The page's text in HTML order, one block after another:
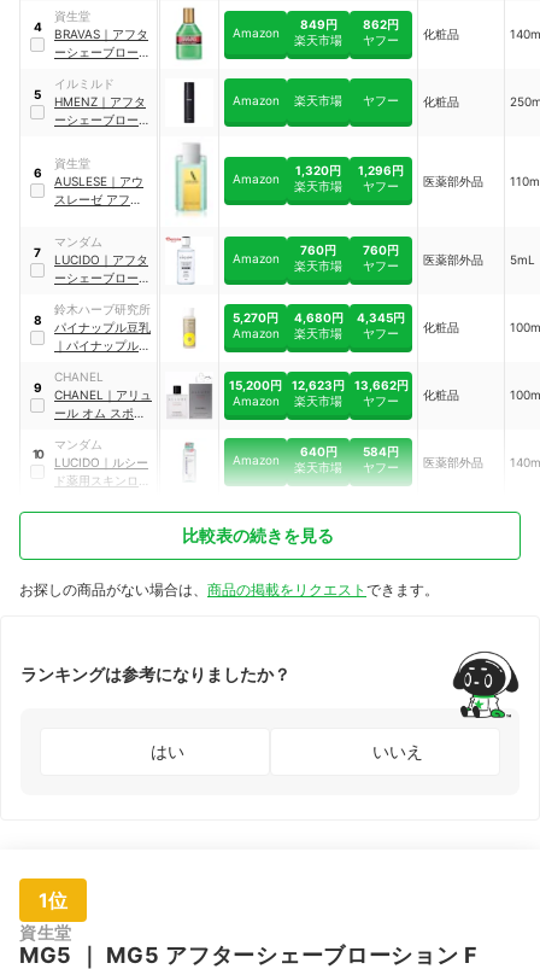
ン アフターシェー
ブローション
4
資生堂
BRAVAS ｜ アフタ
ーシェーブローシ
Amazon
849円
楽天市場
862円
ヤフー
化粧品
5
イルミルド
HMENZ ｜ アフタ
ーシェーブローシ
Amazon 楽天市場 ヤフー 化粧品
6
資生堂
AUSLESE ｜ アウ
スレーゼ アフター
ンNA
Amazon
1,320円
楽天市場
1,296円
ヤフー
医薬部外品
7
マンダム
LUCIDO ｜ アフタ
ーシェーブローシ
Amazon
760円
楽天市場
760円
ヤフー
医薬部外品 5mL
8
鈴木ハーブ研究所
パイナップル豆乳
｜ パイナップル豆
ミアム
5,270円
Amazon
4,680円
楽天市場
4,345円
ヤフー
化粧品
9
CHANEL
CHANEL
｜ アリュ
ール オム スポー
15,200円
Amazon
12,623円
楽天市場
13,662円
ヤフー
化粧品
10
マンダム
LUCIDO ｜ ルシー
ド薬用スキンロー
Amazon
640円
楽天市場
584円
ヤフー
医薬部外品
比較表の続きを見る
お探しの商品がない場合は、 商品の掲載をリクエスト できます。
ランキングは参考になりましたか？
はい いいえ
1位
資生堂
MG5 ｜ MG5 アフターシェーブローション F